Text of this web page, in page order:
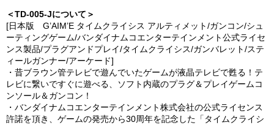
＜TD-005-Jについて＞
[日本版 G’AIM’E タイムクライシス アルティメット/ガンコン/シュ
ーティングゲーム/バンダイナムコエンターテインメント公式ライセ
ンス製品/プラグアンドプレイ/タイムクライシス/ガンバレット/ステ
ィールガンナー/アーケード]
・昔ブラウン管テレビで遊んでいたゲームが液晶テレビで甦る！テ
レビに繋いですぐに遊べる、ソフト内蔵のプラグ＆プレイゲームコ
ンソール＆ガンコン！
・バンダイナムコエンターテインメント株式会社の公式ライセンス
許諾を頂き、ゲームの発売から30周年を記念した「タイムクライシ